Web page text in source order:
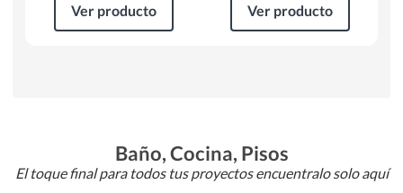
Ver producto Ver producto
Baño, Cocina, Pisos
El toque final para todos tus proyectos encuentralo solo aquí